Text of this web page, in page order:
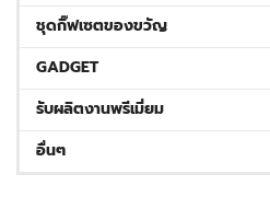
ชุดกิ๊ฟเซตของขวัญ
GADGET
รับผลิตงานพรีเมี่ยม
อื่นๆ